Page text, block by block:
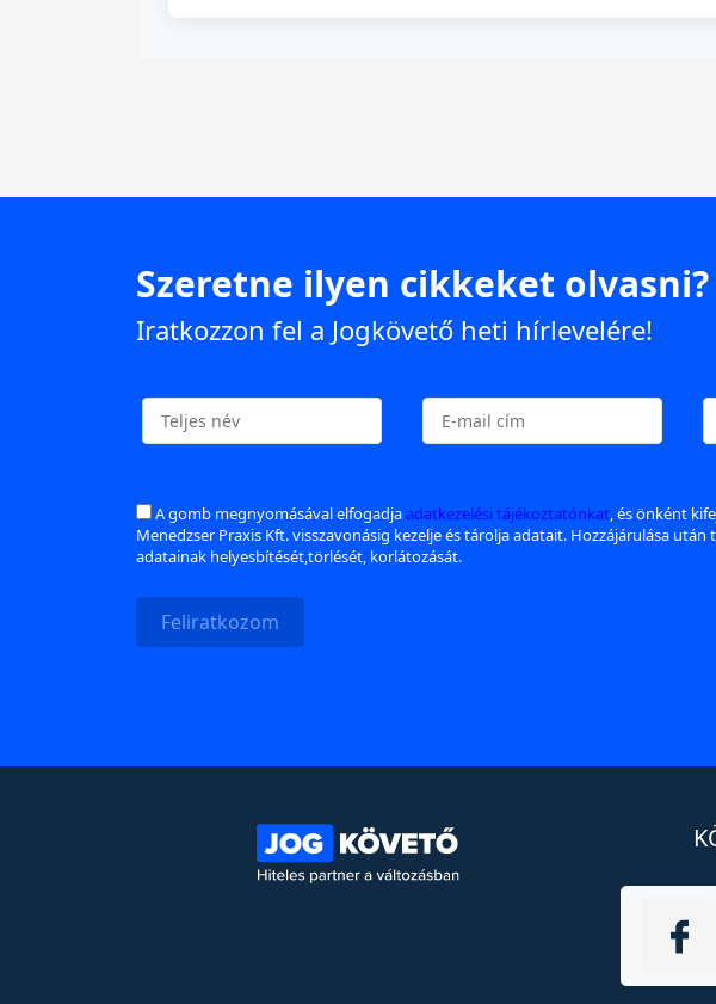
Szeretne ilyen cikkeket olvasni?
Iratkozzon fel a Jogkövető heti hírlevelére!
A gomb megnyomásával elfogadjaadatkezelési tájékoztatónkat, és önként
Menedzser Praxis Kft. visszavonásig kezelje és tárolja adatait. Hozzájárulása
adatainak helyesbítését,törlését, korlátozását.
Feliratkozom